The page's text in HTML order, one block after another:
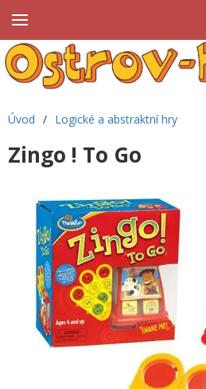
Úvod / Logické a abstraktní hry
Zingo ! To Go